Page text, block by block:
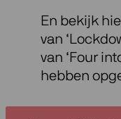
En bekijk
van
van ‘Four
hebben